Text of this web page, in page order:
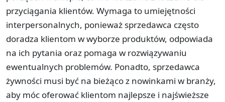
przyciągania klientów. Wymaga to umiejętności
interpersonalnych, ponieważ sprzedawca często
doradza klientom w wyborze produktów, odpowiada
na ich pytania oraz pomaga w rozwiązywaniu
ewentualnych problemów. Ponadto, sprzedawca
żywności musi być na bieżąco z nowinkami w branży,
aby móc oferować klientom najlepsze i najświeższe